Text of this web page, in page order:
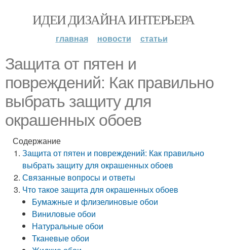
ИДЕИ ДИЗАЙНА ИНТЕРЬЕРА
главная новости статьи
Защита от пятен и
повреждений: Как правильно
выбрать защиту для
окрашенных обоев
Содержание
Защита от пятен и повреждений: Как правильно
выбрать защиту для окрашенных обоев
Связанные вопросы и ответы
Что такое защита для окрашенных обоев
Бумажные и флизелиновые обои
Виниловые обои
Натуральные обои
Тканевые обои